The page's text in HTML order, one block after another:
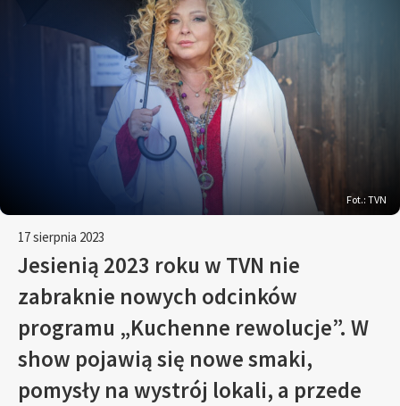
Fot.: TVN
17 sierpnia 2023
Jesienią 2023 roku w TVN nie
zabraknie nowych odcinków
programu „Kuchenne rewolucje”. W
show pojawią się nowe smaki,
pomysły na wystrój lokali, a przede